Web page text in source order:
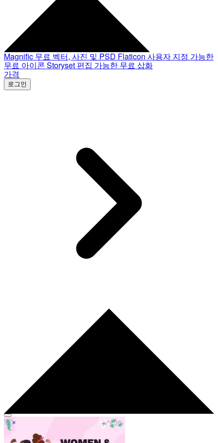
Magnific 무료 벡터, 사진 및 PSD Flaticon 사용자 지정 가능한
무료 아이콘 Storyset 편집 가능한 무료 삽화
가격
로그인